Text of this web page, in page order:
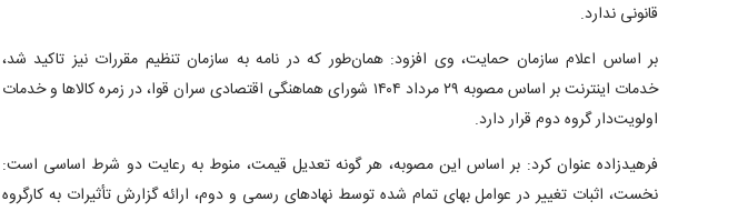
قانونی ندارد.
بر اساس اعلام سازمان حمایت، وی افزود: همان‌طور که در نامه به سازمان تنظیم مقررات نیز تاکید شد،
خدمات اینترنت بر اساس مصوبه ۲۹ مرداد ۱۴۰۴ شورای هماهنگی اقتصادی سران قوا، در زمره کالا‌ها و خدمات
اولویت‌دار گروه دوم قرار دارد.
فرهیدزاده عنوان کرد: بر اساس این مصوبه، هر گونه تعدیل قیمت، منوط به رعایت دو شرط اساسی است:
نخست، اثبات تغییر در عوامل بهای تمام شده توسط نهاد‌های رسمی و دوم، ارائه گزارش تأثیرات به کارگروه